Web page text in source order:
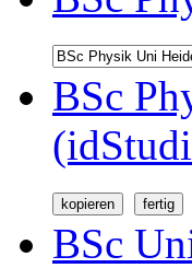
BSc
BSc